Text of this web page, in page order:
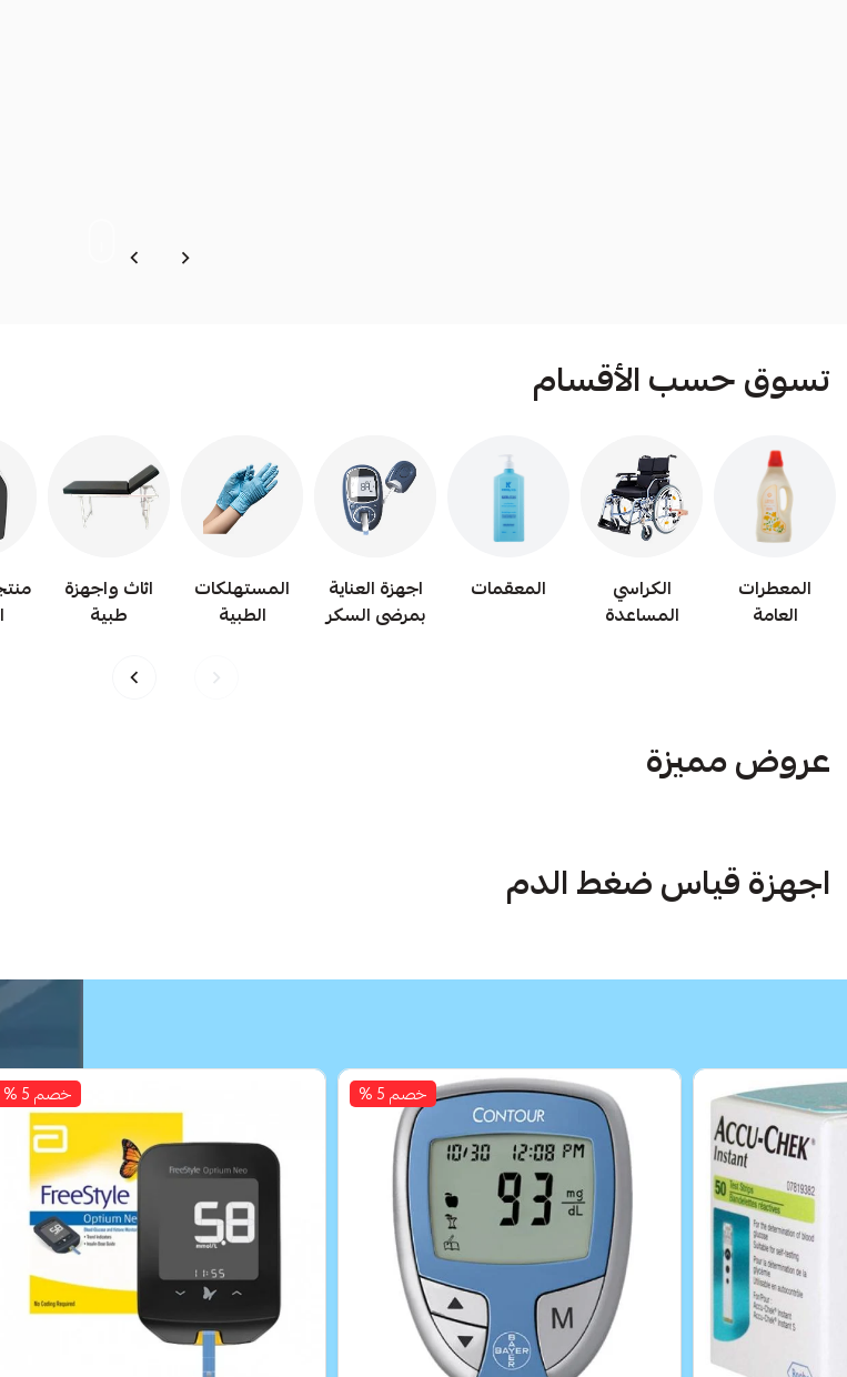
تسوق حسب الأقسام
المعطرات
العامة
الكراسي
المساعدة
المعقمات
اجهزة العناية
بمرضى السكر
المستهلكات
الطبية
اثاث واجهزة
طبية
عروض مميزة
اجهزة قياس ضغط الدم
خصم 5 % خصم 5 %